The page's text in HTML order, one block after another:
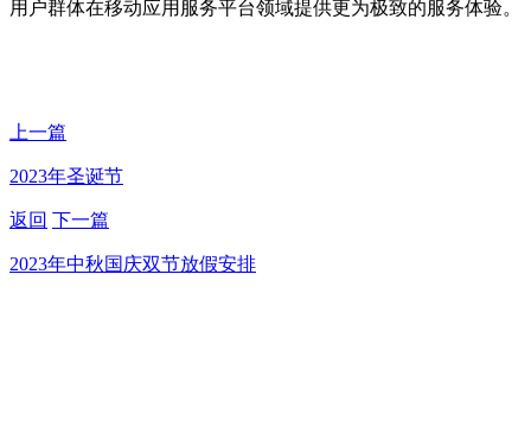
用户群体在移动应用服务平台领域提供更为极致的服务体验。
上一篇
2023年圣诞节
返回 下一篇
2023年中秋国庆双节放假安排